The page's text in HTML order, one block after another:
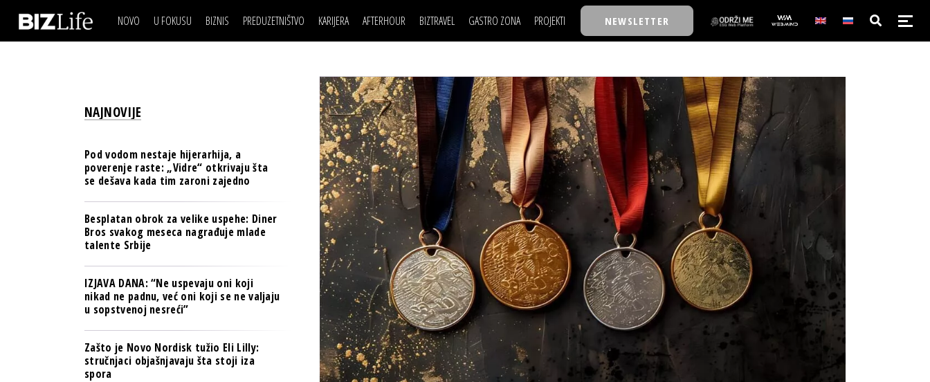
NOVO U FOKUSU BIZNIS
BREND I KOMUNIKACIJE
BANKE
OSIGURANJE
TECH I AI
BIZNIS & SPORT
PULS REGIONA
NOVO NA RAFU
PREDUZETNIŠTVO KARIJERA
LJUDI (HR)
MOJ UGAO
USAVRŠAVANJE
KNOW-HOW
AFTERHOUR
KNJIGE
AUTO SVET
STIL
WELLBEING
BIZTRAVEL GASTRO ZONA PROJEKTI
TASTY TALKS
30 ISPOD 30
BACK TO OFFICE/SCHOOL
BIZBENDOVI
BIZKOLEGIJUM
BMW BIZNIS LIGA
BIZLIFE WEEK
IZJAVA GODINE
NEWSLETTER
IZJAVA DANABIZNIS SCENA
BREND I KOMUNIKACIJE
OSIGURANJE
TECH I AI
PULS REGIONA
POSAO
MOJ UGAO
USAVRŠAVANJE
KNOW-HOW
FILM I SCENA
AUTO SVET
STIL
WELLBEING
NAJKOLEGA
30 ISPOD 30
BACK TO OFFICE/SCHOOL
BIZBENDOVI
BIZKOLEGIJUM
BMW BIZNIS LIGA
BIZLIFE WEEK
IZJAVA GODINE
NAJNOVIJE
Pod vodom nestaje hijerarhija, a
poverenje raste: „Vidre“ otkrivaju šta
se dešava kada tim zaroni zajedno
Besplatan obrok za velike uspehe: Diner
Bros svakog meseca nagrađuje mlade
talente Srbije
IZJAVA DANA: “Ne uspevaju oni koji
nikad ne padnu, već oni koji se ne valjaju
u sopstvenoj nesreći”
Zašto je Novo Nordisk tužio Eli Lilly:
stručnjaci objašnjavaju šta stoji iza
spora